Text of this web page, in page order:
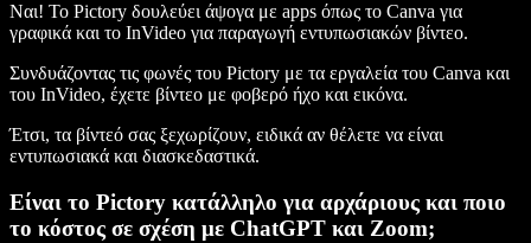
Ναι! Το Pictory δουλεύει άψογα με apps όπως το Canva για
γραφικά και το InVideo για παραγωγή εντυπωσιακών βίντεο.
Συνδυάζοντας τις φωνές του Pictory με τα εργαλεία του Canva και
του InVideo, έχετε βίντεο με φοβερό ήχο και εικόνα.
Έτσι, τα βίντεό σας ξεχωρίζουν, ειδικά αν θέλετε να είναι
εντυπωσιακά και διασκεδαστικά.
Είναι το Pictory κατάλληλο για αρχάριους και ποιο
το κόστος σε σχέση με ChatGPT και Zoom;